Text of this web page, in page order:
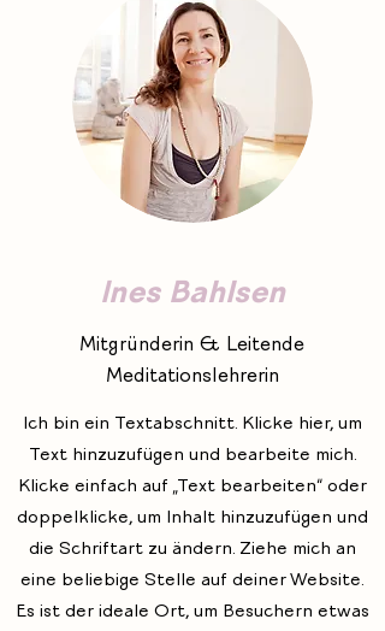
Ines Bahlsen
Mitgründerin & Leitende
Meditationslehrerin
Ich bin ein Textabschnitt. Klicke hier, um
Text hinzuzufügen und bearbeite mich.
Klicke einfach auf „Text bearbeiten“ oder
doppelklicke, um Inhalt hinzuzufügen und
die Schriftart zu ändern. Ziehe mich an
eine beliebige Stelle auf deiner Website.
Es ist der ideale Ort, um Besuchern etwas